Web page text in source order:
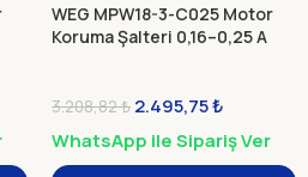
WEG MPW18-3-C025 Motor
Koruma Şalteri 0,16–0,25 A
3.208,82₺ 2.495,75₺
WhatsApp ile Sipariş Ver